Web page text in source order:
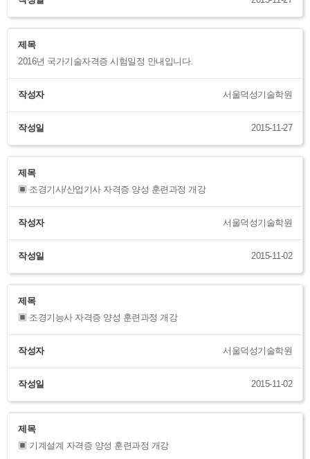
제목
2016년 국가기술자격증 시험일정 안내입니다.
작성자 서울덕성기술학원
작성일 2015-11-27
제목
▣ 조경기사/산업기사 자격증 양성 훈련과정 개강
작성자 서울덕성기술학원
작성일 2015-11-02
제목
▣ 조경기능사 자격증 양성 훈련과정 개강
작성자 서울덕성기술학원
작성일 2015-11-02
제목
▣ 기계설계 자격증 양성 훈련과정 개강